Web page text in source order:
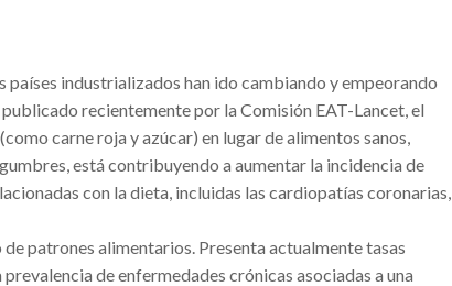
países industrializados han ido cambiando y empeorando
recientemente por la Comisión EAT-Lancet, el
carne roja y azúcar) en lugar de alimentos sanos,
está contribuyendo a aumentar la incidencia de
con la dieta, incluidas las cardiopatías coronarias,
patrones alimentarios. Presenta actualmente tasas
de enfermedades crónicas asociadas a una